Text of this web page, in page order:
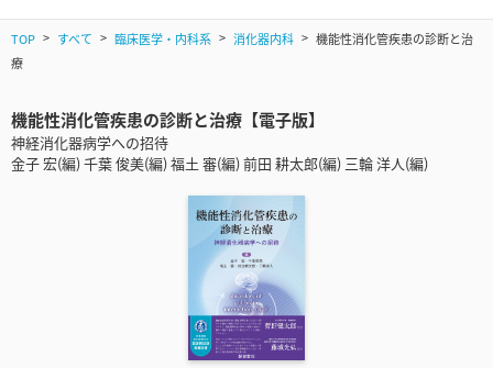
TOP すべて 臨床医学・内科系 消化器内科
機能性消化管疾患の診断と治
療
機能性消化管疾患の診断と治療【電子版】
神経消化器病学への招待
金子 宏(編) 千葉 俊美(編) 福土 審(編) 前田 耕太郎(編) 三輪 洋人(編)